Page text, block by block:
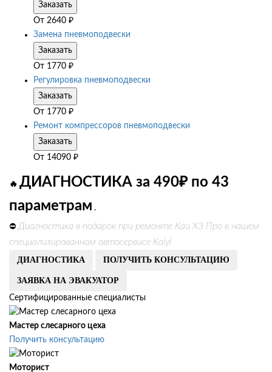
Заказать
От 2640 ₽
Замена пневмоподвески
Заказать
От 1770 ₽
Регулировка пневмоподвески
Заказать
От 1770 ₽
Ремонт компрессоров пневмоподвески
Заказать
От 14090 ₽
🔥 ДИАГНОСТИКА за 490₽ по 43
параметрам .
⛔ Диагностика в подарок при ремонте Каи Х3 Про в нашем
специализированном автосервисе Kaiyi
ДИАГНОСТИКА ПОЛУЧИТЬ КОНСУЛЬТАЦИЮ
ЗАЯВКА НА ЭВАКУАТОР
Сертифицированные специалисты
Мастер слесарного цеха
Получить консультацию
Моторист